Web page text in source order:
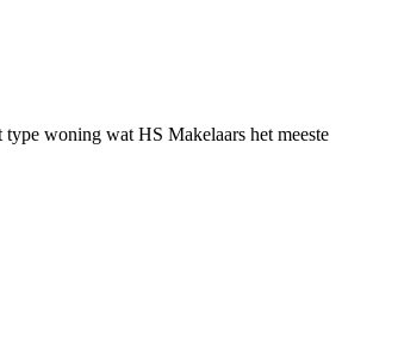
woning wat HS Makelaars het meeste